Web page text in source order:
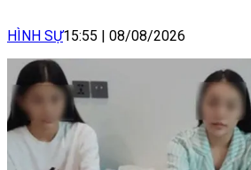
HÌNH SỰ15:55 08/08/2026